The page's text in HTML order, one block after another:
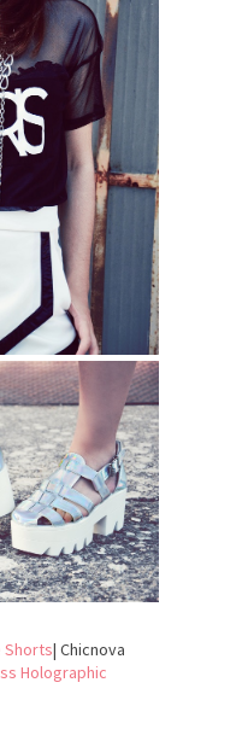
Shorts| Chicnova
Holographic